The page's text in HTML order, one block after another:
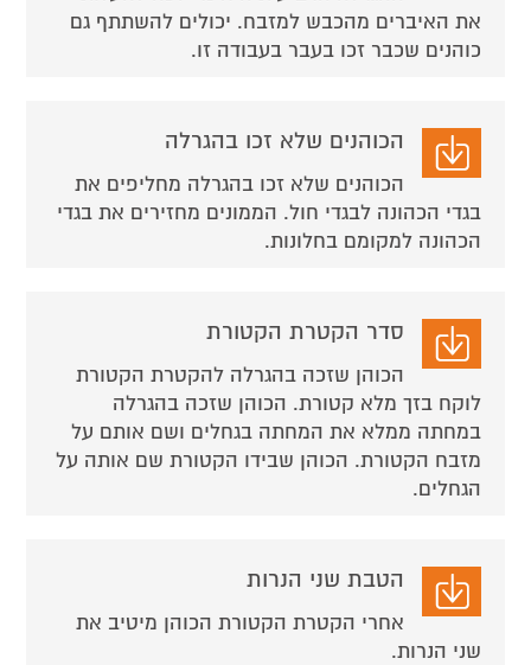
את האיברים מהכבש למזבח. יכולים להשתתף גם
כוהנים שכבר זכו בעבר בעבודה זו.
הכוהנים שלא זכו בהגרלה
הכוהנים שלא זכו בהגרלה מחליפים את
בגדי הכהונה לבגדי חול. הממונים מחזירים את בגדי
הכהונה למקומם בחלונות.
סדר הקטרת הקטורת
הכוהן שזכה בהגרלה להקטרת הקטורת
לוקח בזך מלא קטורת. הכוהן שזכה בהגרלה
במחתה ממלא את המחתה בגחלים ושם אותם על
מזבח הקטורת. הכוהן שבידו הקטורת שם אותה על
הגחלים.
הטבת שני הנרות
אחרי הקטרת הקטורת הכוהן מיטיב את
שני הנרות.